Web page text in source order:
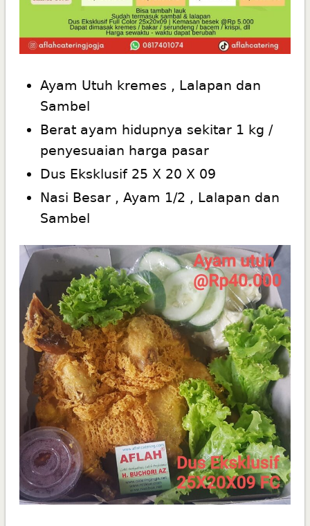
Ayam Utuh kremes , Lalapan dan
Sambel
Berat ayam hidupnya sekitar 1 kg /
penyesuaian harga pasar
Dus Eksklusif 25 X 20 X 09
Nasi Besar , Ayam 1/2 , Lalapan dan
Sambel